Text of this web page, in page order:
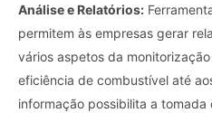
Análise e Relatórios:
permitem às empresas gerar
vários aspetos da
eficiência de combustível até
informação possibilita a